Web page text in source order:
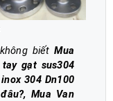
biếtMua
gạt sus304
304 Dn100
Mua Van